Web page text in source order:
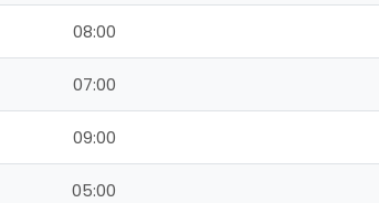
08:00
07:00
09:00
05:00